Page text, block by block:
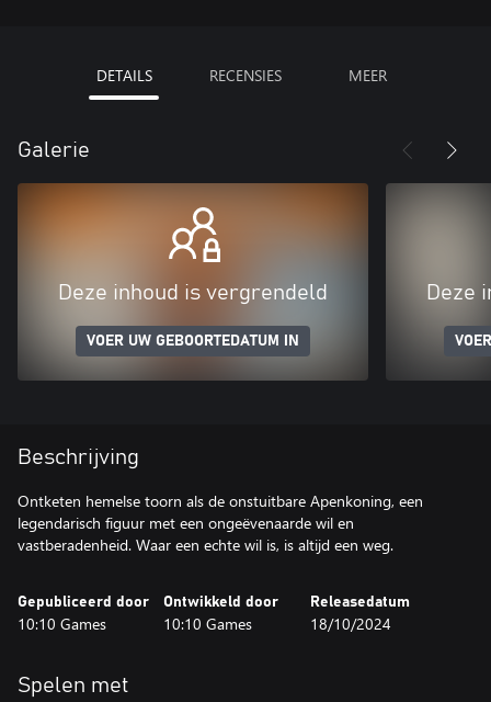
DETAILS RECENSIES MEER
Galerie
Deze inhoud is vergrendeld
VOER UW GEBOORTEDATUM IN
Deze
Beschrijving
Ontketen hemelse toorn als de onstuitbare Apenkoning, een
legendarisch figuur met een ongeëvenaarde wil en
vastberadenheid. Waar een echte wil is, is altijd een weg.
Gepubliceerd door
10:10 Games
Ontwikkeld door
10:10 Games
Releasedatum
18/10/2024
Spelen met